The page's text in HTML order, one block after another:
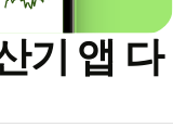
기 앱 다